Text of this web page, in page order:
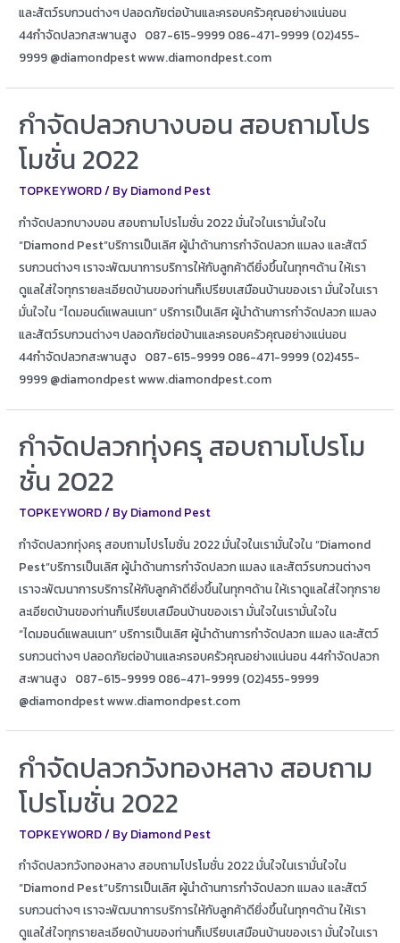
และสัตว์รบกวนต่างๆ ปลอดภัยต่อบ้านและครอบครัวคุณอย่างแน่นอน
44กำจัดปลวกสะพานสูง 087-615-9999 086-471-9999 (02)455-
9999 @diamondpest www.diamondpest.com
กำจัดปลวกบางบอน สอบถามโปร
โมชั่น 2022
TOPKEYWORD/ By Diamond Pest
กำจัดปลวกบางบอน สอบถามโปรโมชั่น 2022 มั่นใจในเรามั่นใจใน
“Diamond Pest”บริการเป็นเลิศ ผู้นำด้านการกำจัดปลวก แมลง และสัตว์
รบกวนต่างๆ เราจะพัฒนาการบริการให้กับลูกค้าดียิ่งขึ้นในทุกๆด้าน ให้เรา
ดูแลใส่ใจทุกรายละเอียดบ้านของท่านก็เปรียบเสมือนบ้านของเรา มั่นใจในเรา
มั่นใจใน “ไดมอนด์แพลนเนท” บริการเป็นเลิศ ผู้นำด้านการกำจัดปลวก แมลง
และสัตว์รบกวนต่างๆ ปลอดภัยต่อบ้านและครอบครัวคุณอย่างแน่นอน
44กำจัดปลวกสะพานสูง 087-615-9999 086-471-9999 (02)455-
9999 @diamondpest www.diamondpest.com
กำจัดปลวกทุ่งครุ สอบถามโปรโม
ชั่น 2022
TOPKEYWORD/ By Diamond Pest
กำจัดปลวกทุ่งครุ สอบถามโปรโมชั่น 2022 มั่นใจในเรามั่นใจใน “Diamond
Pest”บริการเป็นเลิศ ผู้นำด้านการกำจัดปลวก แมลง และสัตว์รบกวนต่างๆ
เราจะพัฒนาการบริการให้กับลูกค้าดียิ่งขึ้นในทุกๆด้าน ให้เราดูแลใส่ใจทุกราย
ละเอียดบ้านของท่านก็เปรียบเสมือนบ้านของเรา มั่นใจในเรามั่นใจใน
“ไดมอนด์แพลนเนท” บริการเป็นเลิศ ผู้นำด้านการกำจัดปลวก แมลง และสัตว์
รบกวนต่างๆ ปลอดภัยต่อบ้านและครอบครัวคุณอย่างแน่นอน 44กำจัดปลวก
สะพานสูง 087-615-9999 086-471-9999 (02)455-9999
@diamondpest www.diamondpest.com
กำจัดปลวกวังทองหลาง สอบถาม
โปรโมชั่น 2022
TOPKEYWORD/ By Diamond Pest
กำจัดปลวกวังทองหลาง สอบถามโปรโมชั่น 2022 มั่นใจในเรามั่นใจใน
“Diamond Pest”บริการเป็นเลิศ ผู้นำด้านการกำจัดปลวก แมลง และสัตว์
รบกวนต่างๆ เราจะพัฒนาการบริการให้กับลูกค้าดียิ่งขึ้นในทุกๆด้าน ให้เรา
ดูแลใส่ใจทุกรายละเอียดบ้านของท่านก็เปรียบเสมือนบ้านของเรา มั่นใจในเรา